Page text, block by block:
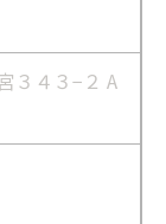
３４３−２ A